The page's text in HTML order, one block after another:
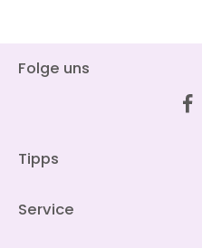
Folge uns
Tipps
Service